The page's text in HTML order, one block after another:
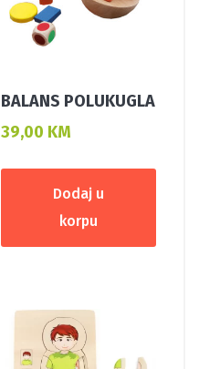
BALANS POLUKUGLA
39,00 KM
Dodaj u
korpu